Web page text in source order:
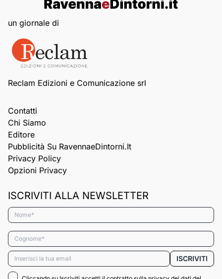
un giornale di
Reclam Edizioni e Comunicazione srl
Contatti
Chi Siamo
Editore
Pubblicità Su RavennaeDintorni.it
Privacy Policy
Opzioni Privacy
ISCRIVITI ALLA NEWSLETTER
Nome*
Cognome*
Email* ISCRIVITI